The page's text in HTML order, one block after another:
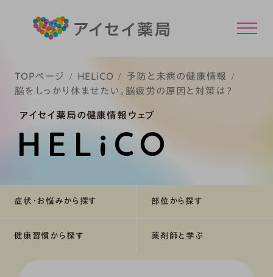
TOPページ HELiCO
予防と未病の健康情報
脳をしっかり休ませたい。脳疲労の原因と対策は？
アイセイ薬局の健康情報ウェブ
症状・お悩みから探す 部位から探す
健康習慣から探す 薬剤師と学ぶ